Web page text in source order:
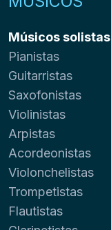
Músicos solistas
Pianistas
Guitarristas
Saxofonistas
Violinistas
Arpistas
Acordeonistas
Violonchelistas
Trompetistas
Flautistas